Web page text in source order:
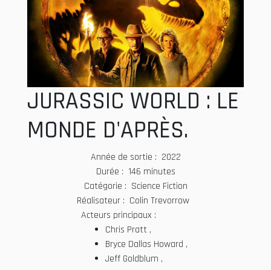
JURASSIC WORLD : LE
MONDE D'APRÈS.
Année de sortie : 2022
Durée : 146 minutes
Catégorie : Science Fiction
Réalisateur : Colin Trevorrow
Acteurs principaux :
Chris Pratt ,
Bryce Dallas Howard ,
Jeff Goldblum ,